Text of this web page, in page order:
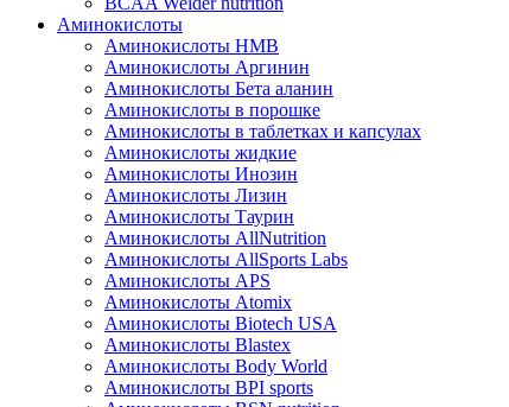
Аминокислоты
Аминокислоты HMB
Аминокислоты Аргинин
Аминокислоты Бета аланин
Аминокислоты в порошке
Аминокислоты в таблетках и капсулах
Аминокислоты жидкие
Аминокислоты Инозин
Аминокислоты Лизин
Аминокислоты Таурин
Аминокислоты AllNutrition
Аминокислоты AllSports Labs
Аминокислоты APS
Аминокислоты Atomix
Аминокислоты Biotech USA
Аминокислоты Blastex
Аминокислоты Body World
Аминокислоты BPI sports